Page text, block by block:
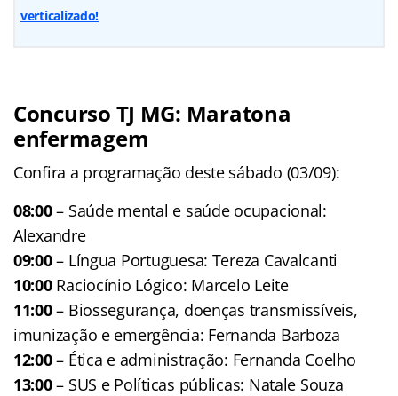
verticalizado!
Concurso TJ MG: Maratona
enfermagem
Confira a programação deste sábado (03/09):
08:00– Saúde mental e saúde ocupacional:
Alexandre
09:00– Língua Portuguesa: Tereza Cavalcanti
10:00Raciocínio Lógico: Marcelo Leite
11:00– Biossegurança, doenças transmissíveis,
imunização e emergência: Fernanda Barboza
12:00– Ética e administração: Fernanda Coelho
13:00– SUS e Políticas públicas: Natale Souza